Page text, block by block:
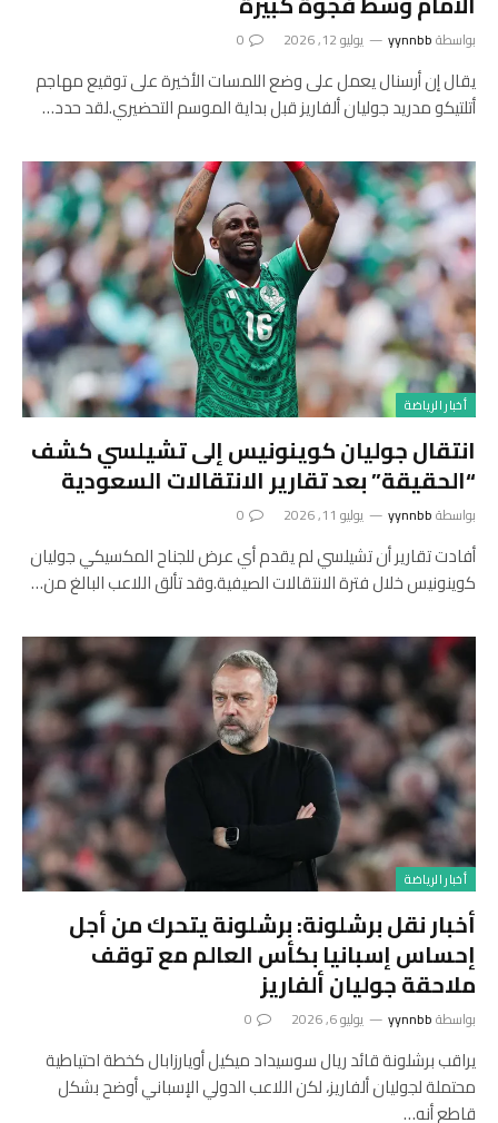
بواسطةyynnbb يوليو 12, 2026 0
يقال إن أرسنال يعمل على وضع اللمسات الأخيرة على توقيع مهاجم
أتلتيكو مدريد جوليان ألفاريز قبل بداية الموسم التحضيري.لقد حدد…
أخبار الرياضة
انتقال جوليان كوينونيس إلى تشيلسي كشف
“الحقيقة” بعد تقارير الانتقالات السعودية
بواسطةyynnbb يوليو 11, 2026 0
أفادت تقارير أن تشيلسي لم يقدم أي عرض للجناح المكسيكي جوليان
كوينونيس خلال فترة الانتقالات الصيفية.وقد تألق اللاعب البالغ من…
أخبار الرياضة
أخبار نقل برشلونة: برشلونة يتحرك من أجل
إحساس إسبانيا بكأس العالم مع توقف
ملاحقة جوليان ألفاريز
بواسطةyynnbb يوليو 6, 2026 0
يراقب برشلونة قائد ريال سوسيداد ميكيل أويارزابال كخطة احتياطية
محتملة لجوليان ألفاريز، لكن اللاعب الدولي الإسباني أوضح بشكل
قاطع أنه…